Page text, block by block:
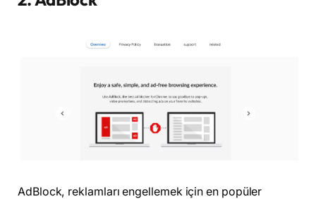
AdBlock, reklamları engellemek için en popüler